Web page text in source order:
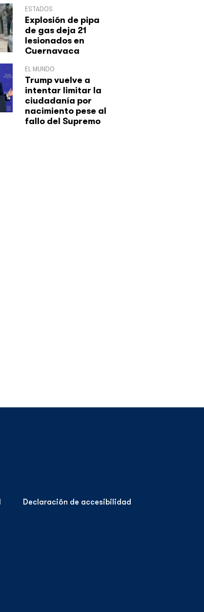
ESTADOS
Explosión de pipa
de gas deja 21
lesionados en
Cuernavaca
EL MUNDO
Trump vuelve a
intentar limitar la
ciudadanía por
nacimiento pese al
fallo del Supremo
Declaración de accesibilidad